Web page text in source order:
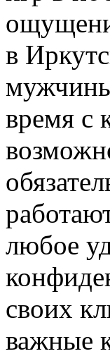
в
мужчины
время с
любое
своих
важные